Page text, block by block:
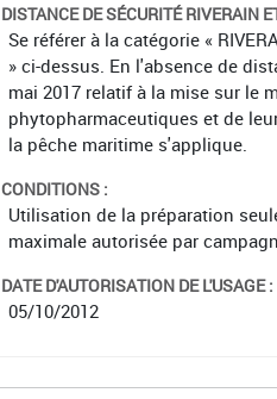
DISTANCE DE SÉCURITÉ RIVERAIN
Se référer à la catégorie «
» ci-dessus. En l'absence de
mai 2017 relatif à la mise sur le
phytopharmaceutiques et de
la pêche maritime s'applique.
CONDITIONS :
Utilisation de la préparation
maximale autorisée par
DATE D'AUTORISATION DE L'USAGE :
05/10/2012